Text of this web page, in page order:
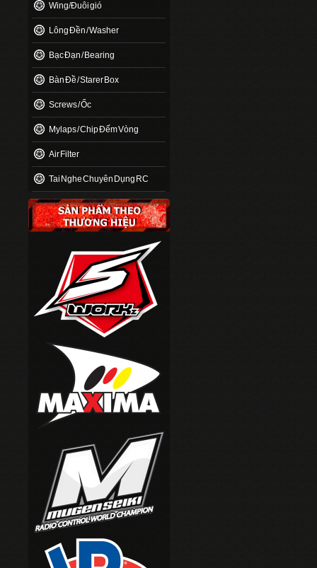
Wing/Đuôi gió
Lông Đền / Washer
Bạc Đạn / Bearing
Bàn Đề / Starer Box
Screws / Ốc
Mylaps / Chip Đếm Vòng
Air Filter
Tai Nghe Chuyên Dụng RC